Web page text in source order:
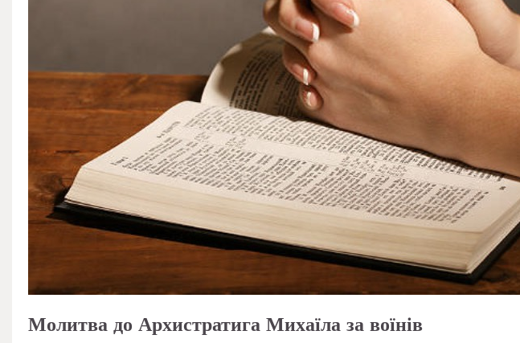
Молитва до Архистратига Михаїла за воїнів